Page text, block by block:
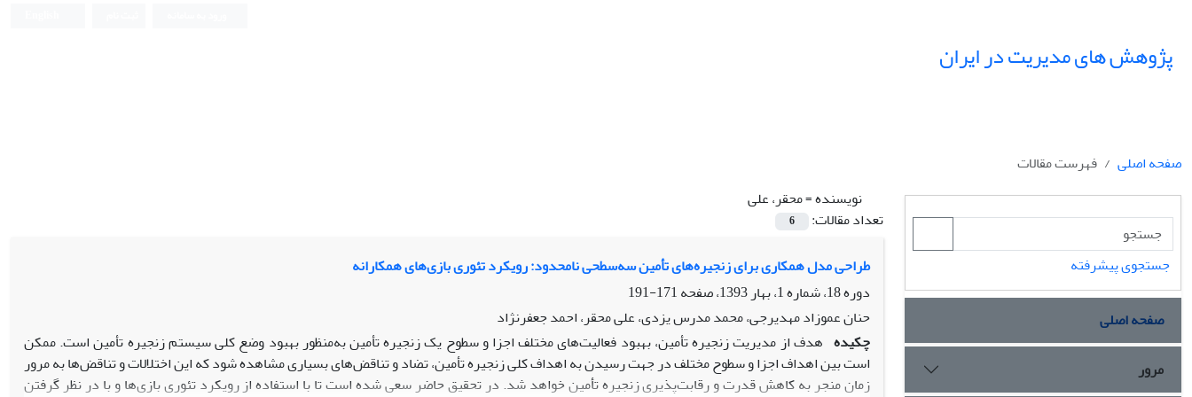
پژوهش های مدیریت در ایران
صفحه اصلی
فهرست مقالات
نویسنده =محقر، علی
تعداد مقالات:
6
طراحی مدل همکاری برای زنجیره‌های تأمین سه‌سطحی نامحدود: رویکرد تئوری بازی‌های همکارانه
دوره 18، شماره 1، بهار 1393، صفحه
171-191
حنان عموزاد مهدیرجی، محمد مدرس یزدی، علی محقر، احمد جعفرنژاد
چکیده هدف از مدیریت زنجیره تأمین، بهبود فعالیت‌های مختلف اجزا و سطوح یک زنجیره تأمین به‌منظور بهبود وضع کلی سیستم زنجیره تأمین است. ممکن
است بین اهداف اجزا و سطوح مختلف در جهت رسیدن به اهداف کلی زنجیره تأمین، تضاد و تناقض‌های بسیاری مشاهده شود که این اختلالات و تناقض‌ها به مرور
زمان منجر به کاهش قدرت و رقابت‌پذیری زنجیره تأمین خواهد شد. در تحقیق حاضر سعی شده است تا با استفاده از رویکرد تئوری بازی‌ها و با در نظر گرفتن
جستجوی پیشرفته
صفحه اصلی
مرور